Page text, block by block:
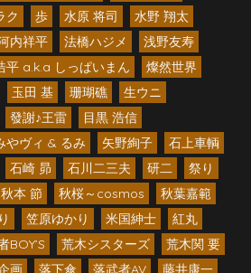
ク 歩 水原 将司
水野 翔太
内祥平 法橋ハジメ
浅野友寿
平 a.k.a しっぱいまん
燦然世界
玉田 基 珊瑚礁
生ウニ
發謝♪王雷
目黒 浩信
やヴィ & るみ 矢野絢子
石上車輌
石崎 昴 石川二三夫 研二
祭り
秋本 節 秋桜～cosmos
秋葉嘉範
笠原ゆかり 米国紳士
紅丸
BOY’S 荒木シスターズ
荒木関 要
画 落下傘 落武者AV
藤井康一